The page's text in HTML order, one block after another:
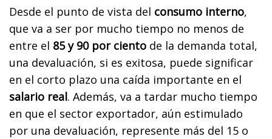
Desde el punto de vista del consumo interno,
que va a ser por mucho tiempo no menos de
entre el 85 y 90 por ciento de la demanda total,
una devaluación, si es exitosa, puede significar
en el corto plazo una caída importante en el
salario real. Además, va a tardar mucho tiempo
en que el sector exportador, aún estimulado
por una devaluación, represente más del 15 o